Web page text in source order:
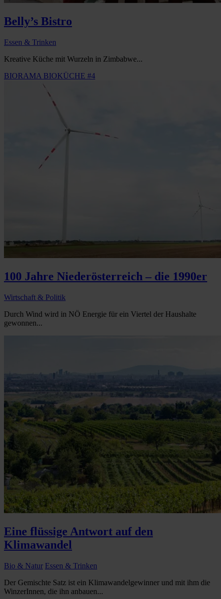
Belly’s Bistro
Essen & Trinken
Kreative Küche mit Wurzeln in Zimbabwe...
BIORAMA BIOKÜCHE #4
100 Jahre Niederösterreich – die 1990er
Wirtschaft & Politik
Durch Wind wird in NÖ Energie für ein Viertel der Haushalte
gewonnen...
Eine flüssige Antwort auf den
Klimawandel
Bio & Natur Essen & Trinken
Der Gemischte Satz ist ein Klimawandelgewinner und mit ihm die
WinzerInnen, die ihn anbauen...